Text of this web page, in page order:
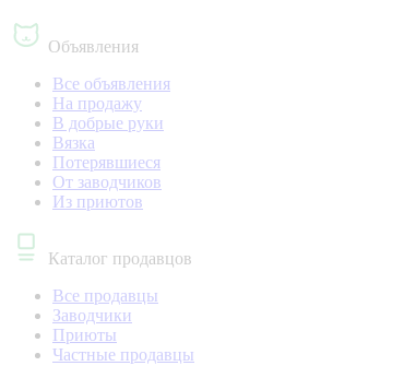
Объявления
Все объявления
На продажу
В добрые руки
Вязка
Потерявшиеся
От заводчиков
Из приютов
Каталог продавцов
Все продавцы
Заводчики
Приюты
Частные продавцы